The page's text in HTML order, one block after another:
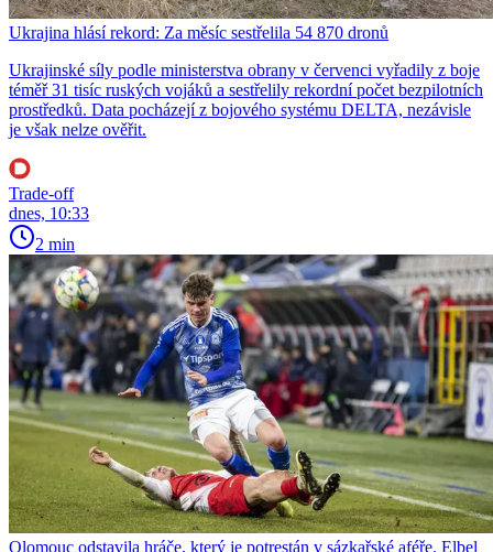
Ukrajina hlásí rekord: Za měsíc sestřelila 54 870 dronů
Ukrajinské síly podle ministerstva obrany v červenci vyřadily z boje
téměř 31 tisíc ruských vojáků a sestřelily rekordní počet bezpilotních
prostředků. Data pocházejí z bojového systému DELTA, nezávisle
je však nelze ověřit.
Trade-off
dnes, 10:33
2 min
Olomouc odstavila hráče, který je potrestán v sázkařské aféře. Elbel